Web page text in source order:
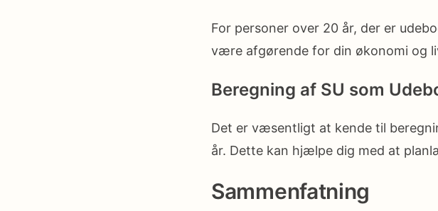
For personer over 20 år, der er
være afgørende for din økonomi og
Beregning af SU som
Det er væsentligt at kende til
år. Dette kan hjælpe dig med at
Sammenfatning